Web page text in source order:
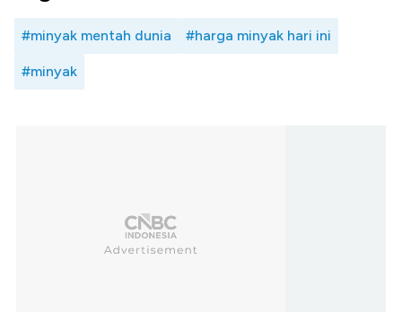
#minyak mentah dunia #harga minyak hari ini
#minyak